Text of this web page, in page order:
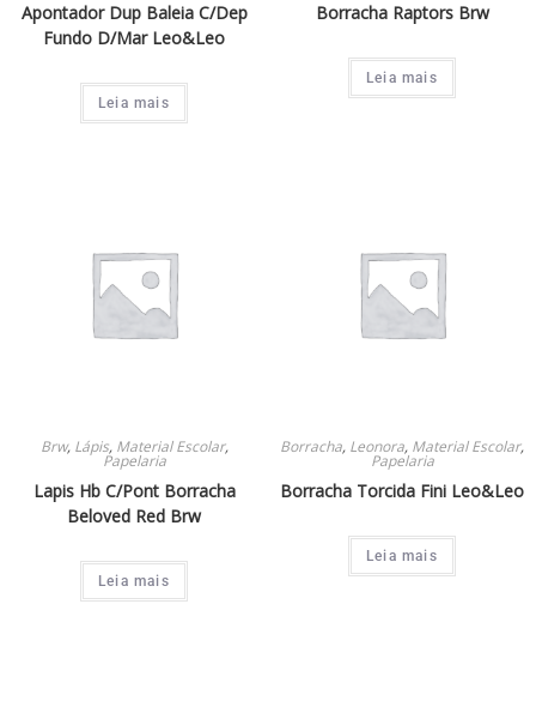
Apontador Dup Baleia C/Dep
Fundo D/Mar Leo&Leo
Leia mais
Borracha Raptors Brw
Leia mais
Brw, Lápis, Material Escolar,
Papelaria
Lapis Hb C/Pont Borracha
Beloved Red Brw
Leia mais
Borracha, Leonora, Material Escolar,
Papelaria
Borracha Torcida Fini Leo&Leo
Leia mais